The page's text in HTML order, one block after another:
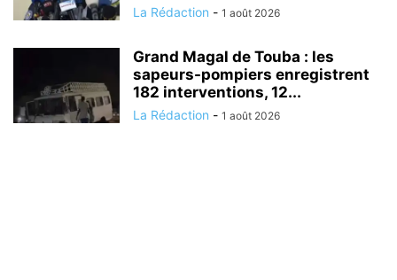
La Rédaction - 1 août 2026
Grand Magal de Touba : les
sapeurs-pompiers enregistrent
182 interventions, 12...
La Rédaction - 1 août 2026